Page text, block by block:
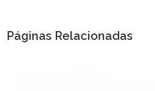
Páginas Relacionadas